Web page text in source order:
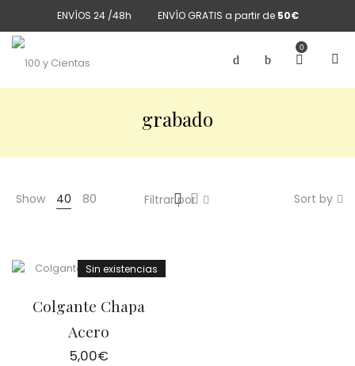
ENVÍOS 24 /48h ENVÍO GRATIS a partir de 50€
0
grabado
Show 40 80 Sort by
Filtrar por
Sin existencias
Colgante Chapa
Acero
5,00€